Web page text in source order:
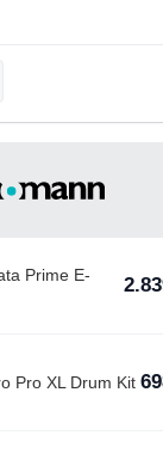
Prime E-
Pro XL Drum Kit